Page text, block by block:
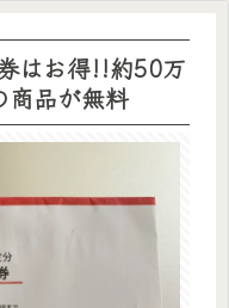
はお得!!約50万
商品が無料